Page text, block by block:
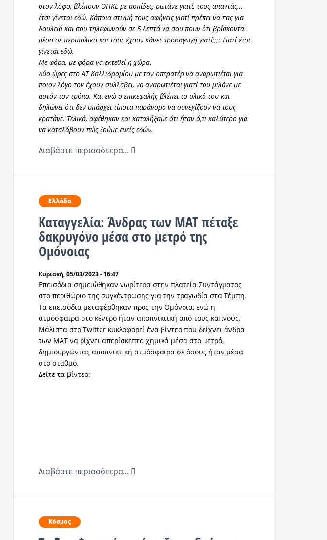
στον λόφο, βλέπουν ΟΠΚΕ με ασπίδες, ρωτάνε γιατί, τους απαντάς…
έτσι γίνεται εδώ. Κάποια στιγμή τους αφήνεις γιατί πρέπει να πας για
δουλειά και σου τηλεφωνούν σε 5 λεπτά να σου πουν ότι βρίσκονται
μέσα σε περιπολικό και τους έχουν κάνει προσαγωγή γιατί;;;; Γιατί έτσι
γίνεται εδώ.
Με φόρα, με φόρα να εκτεθεί η χώρα.
Δύο ώρες στο ΑΤ Καλλιδρομίου με τον οπερατέρ να αναρωτιέται για
ποιον λόγο τον έχουν συλλάβει, να αναρωτιέται γιατί του μιλάνε με
αυτόν τον τρόπο. Και ενώ ο επικεφαλής βλέπει το υλικό του και
δηλώνει ότι δεν υπάρχει τίποτα παράνομο να συνεχίζουν να τους
κρατάνε. Τελικά, αφέθηκαν και καταλήξαμε ότι ήταν ό,τι καλύτερο για
να καταλάβουν πώς ζούμε εμείς εδώ».
Διαβάστε περισσότερα...
Ελλάδα
Καταγγελία: Άνδρας των ΜΑΤ πέταξε
δακρυγόνο μέσα στο μετρό της
Ομόνοιας
Κυριακή, 05/03/2023 - 16:47
Επεισόδια σημειώθηκαν νωρίτερα στην πλατεία Συντάγματος
στο περιθώριο της συγκέντρωσης για την τραγωδία στα Τέμπη.
Τα επεισόδια μεταφέρθηκαν προς την Ομόνοια, ενώ η
ατμόσφαιρα στο κέντρο ήταν αποπνικτική από τους καπνούς.
Μάλιστα στο Twitter κυκλοφορεί ένα βίντεο που δείχνει άνδρα
των ΜΑΤ να ρίχνει απερίσκεπτα χημικά μέσα στο μετρό,
δημιουργώντας αποπνικτική ατμόσφαιρα σε όσους ήταν μέσα
στο σταθμό.
Δείτε τα βίντεο:
Διαβάστε περισσότερα...
Κόσμος